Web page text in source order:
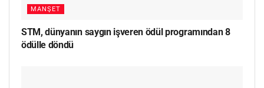
MANŞET
STM, dünyanın saygın işveren ödül programından 8
ödülle döndü